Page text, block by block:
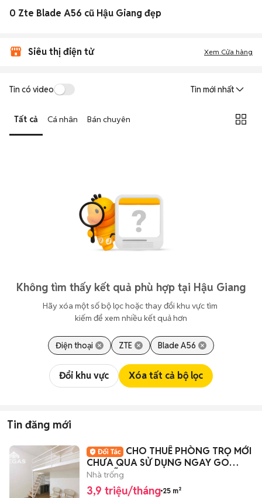
0 Zte Blade A56 cũ Hậu Giang đẹp
Siêu thị điện tử Xem Cửa hàng
Tin có video Tin mới nhất
Tất cả Cá nhân Bán chuyên
Không tìm thấy kết quả phù hợp tại Hậu Giang
Hãy xóa một số bộ lọc hoặc thay đổi khu vực tìm
kiếm để xem nhiều kết quả hơn
Điện thoại ZTE Blade A56
Đổi khu vực Xóa tất cả bộ lọc
Tin đăng mới
CHO THUÊ PHÒNG TRỌ MỚI
CHƯA QUA SỬ DỤNG NGAY GO
NGUYỄN THỊ THẬP Q7
Nhà trống
3,9 triệu/tháng 25 m²